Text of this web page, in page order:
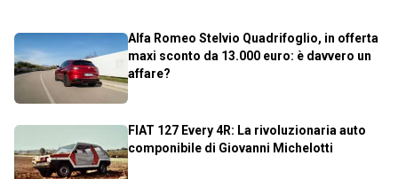
Alfa Romeo Stelvio Quadrifoglio, in offerta
maxi sconto da 13.000 euro: è davvero un
affare?
FIAT 127 Every 4R: La rivoluzionaria auto
componibile di Giovanni Michelotti